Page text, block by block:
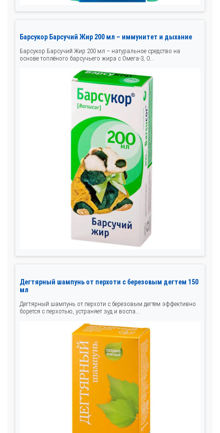
Барсукор Барсучий Жир 200 мл – иммунитет и дыхание
Барсукор Барсучий Жир 200 мл – натуральное средство на
основе топлёного барсучьего жира с Омега-3, О...
Дегтярный шампунь от перхоти с березовым дегтем 150
мл
Дегтярный шампунь от перхоти с березовым дегтем эффективно
борется с перхотью, устраняет зуд и воспа...